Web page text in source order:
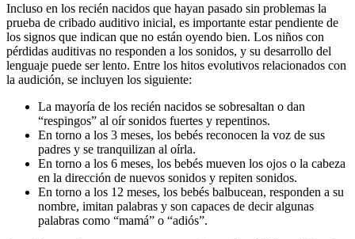
Incluso en los recién nacidos que hayan pasado sin problemas la
prueba de cribado auditivo inicial, es importante estar pendiente de
los signos que indican que no están oyendo bien. Los niños con
pérdidas auditivas no responden a los sonidos, y su desarrollo del
lenguaje puede ser lento. Entre los hitos evolutivos relacionados con
la audición, se incluyen los siguiente:
La mayoría de los recién nacidos se sobresaltan o dan
“respingos” al oír sonidos fuertes y repentinos.
En torno a los 3 meses, los bebés reconocen la voz de sus
padres y se tranquilizan al oírla.
En torno a los 6 meses, los bebés mueven los ojos o la cabeza
en la dirección de nuevos sonidos y repiten sonidos.
En torno a los 12 meses, los bebés balbucean, responden a su
nombre, imitan palabras y son capaces de decir algunas
palabras como “mamá” o “adiós”.